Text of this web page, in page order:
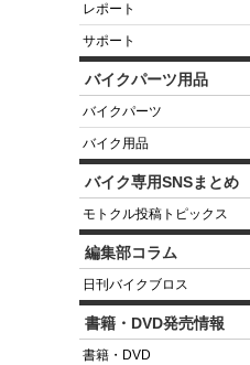
レポート
サポート
バイクパーツ用品
バイクパーツ
バイク用品
バイク専用SNSまとめ
モトクル投稿トピックス
編集部コラム
日刊バイクブロス
書籍・DVD発売情報
書籍・DVD